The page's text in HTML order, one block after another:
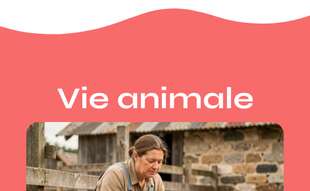
Vie animale